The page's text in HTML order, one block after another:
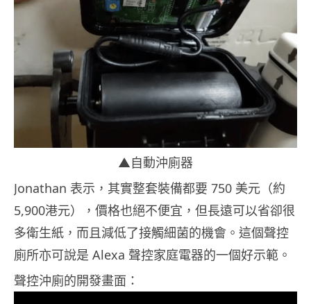
▲自動沖廁器
Jonathan 表示，其實整套裝備都要 750 美元（約
5,900港元），價格也絕不便宜，但長遠可以省卻很
多衛生紙，而且減低了接觸細菌的機會。這個聲控
廁所亦可說是 Alexa 聲控家庭電器的一個好示範。
聲控沖廁的開發畫面：